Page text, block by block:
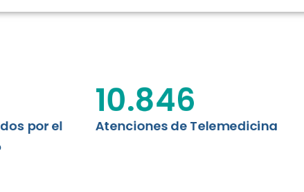
ABORDAJE CLÍNICO EN
I+D+I+E
por el
Atenciones de Telemedicina
10.846